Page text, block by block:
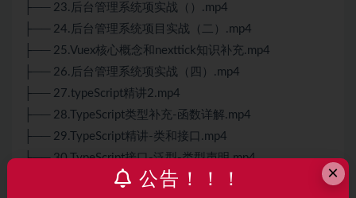
├── 23.后台管理系统项实战（）.mp4
├── 24.后台管理系统项目实战（二）.mp4
├── 25.Vuex核心概念和nexttick知识补充.mp4
├── 26.后台管理系统项实战（四）.mp4
├── 27.typeScript精讲2.mp4
├── 28.TypeScript类型补充-函数详解.mp4
├── 29.TypeScript精讲-类和接口.mp4
├── 30.TypeScript接口-泛型-类型声明.mp4
├── 31.后台管理系统项实战（）.mp4
×
公告！！！